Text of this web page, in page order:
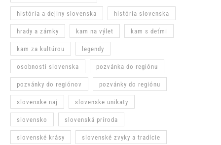
história a dejiny slovenska história slovenska
hrady a zámky kam na výlet kam s deťmi
kam za kultúrou legendy
osobnosti slovenska pozvánka do regiónu
pozvánky do regiónov pozvánky do regiónu
slovenske naj slovenske unikaty
slovensko slovenská príroda
slovenské krásy slovenské zvyky a tradície